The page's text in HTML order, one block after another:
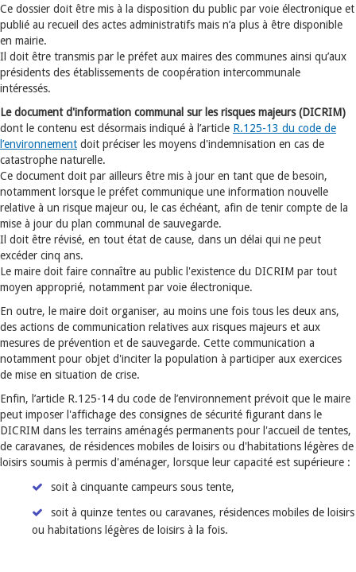
Ce dossier doit être mis à la disposition du public par voie électronique et
publié au recueil des actes administratifs mais n’a plus à être disponible
en mairie.
Il doit être transmis par le préfet aux maires des communes ainsi qu’aux
présidents des établissements de coopération intercommunale
intéressés.
Le document d'information communal sur les risques majeurs (DICRIM)
dont le contenu est désormais indiqué à l’article R.125-13 du code de
l’environnement doit préciser les moyens d'indemnisation en cas de
catastrophe naturelle.
Ce document doit par ailleurs être mis à jour en tant que de besoin,
notamment lorsque le préfet communique une information nouvelle
relative à un risque majeur ou, le cas échéant, afin de tenir compte de la
mise à jour du plan communal de sauvegarde.
Il doit être révisé, en tout état de cause, dans un délai qui ne peut
excéder cinq ans.
Le maire doit faire connaître au public l'existence du DICRIM par tout
moyen approprié, notamment par voie électronique.
En outre, le maire doit organiser, au moins une fois tous les deux ans,
des actions de communication relatives aux risques majeurs et aux
mesures de prévention et de sauvegarde. Cette communication a
notamment pour objet d'inciter la population à participer aux exercices
de mise en situation de crise.
Enfin, l’article R.125-14 du code de l’environnement prévoit que le maire
peut imposer l'affichage des consignes de sécurité figurant dans le
DICRIM dans les terrains aménagés permanents pour l'accueil de tentes,
de caravanes, de résidences mobiles de loisirs ou d'habitations légères de
loisirs soumis à permis d'aménager, lorsque leur capacité est supérieure :
soit à cinquante campeurs sous tente,
soit à quinze tentes ou caravanes, résidences mobiles de loisirs
ou habitations légères de loisirs à la fois.